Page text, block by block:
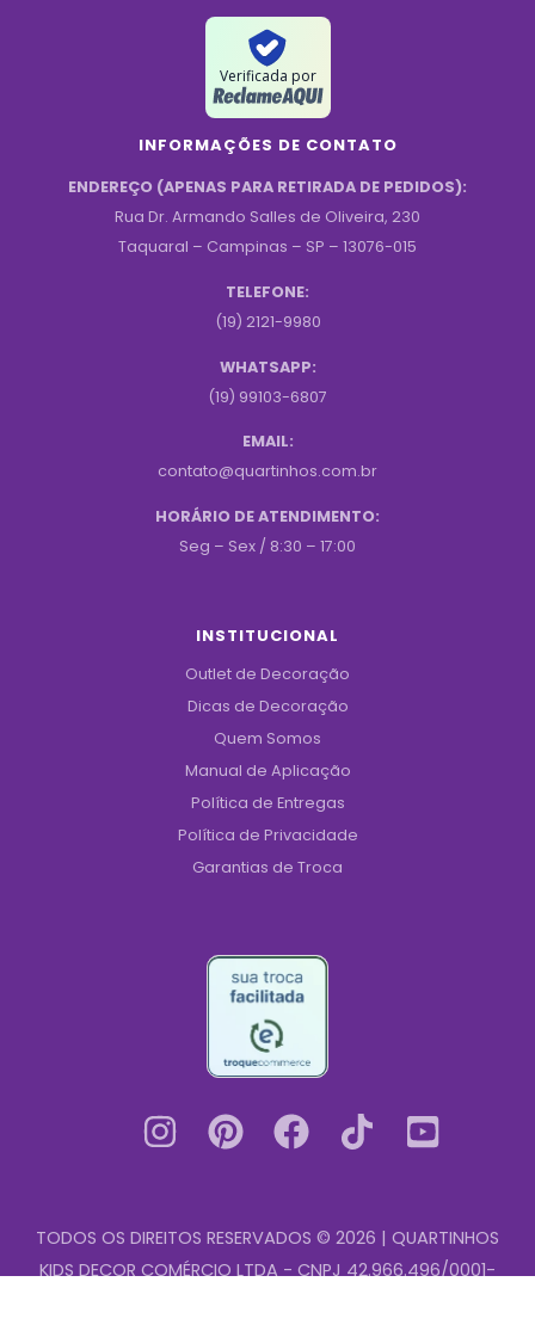
Verificada por
INFORMAÇÕES DE CONTATO
ENDEREÇO (APENAS PARA RETIRADA DE PEDIDOS):
Rua Dr. Armando Salles de Oliveira, 230
Taquaral – Campinas – SP – 13076-015
TELEFONE:
(19) 2121-9980
WHATSAPP:
(19) 99103-6807
EMAIL:
contato@quartinhos.com.br
HORÁRIO DE ATENDIMENTO:
Seg – Sex / 8:30 – 17:00
INSTITUCIONAL
Outlet de Decoração
Dicas de Decoração
Quem Somos
Manual de Aplicação
Política de Entregas
Política de Privacidade
Garantias de Troca
TODOS OS DIREITOS RESERVADOS © 2026 | QUARTINHOS
KIDS DECOR COMÉRCIO LTDA - CNPJ 42.966.496/0001-